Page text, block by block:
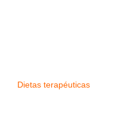
Dietas terapéuticas